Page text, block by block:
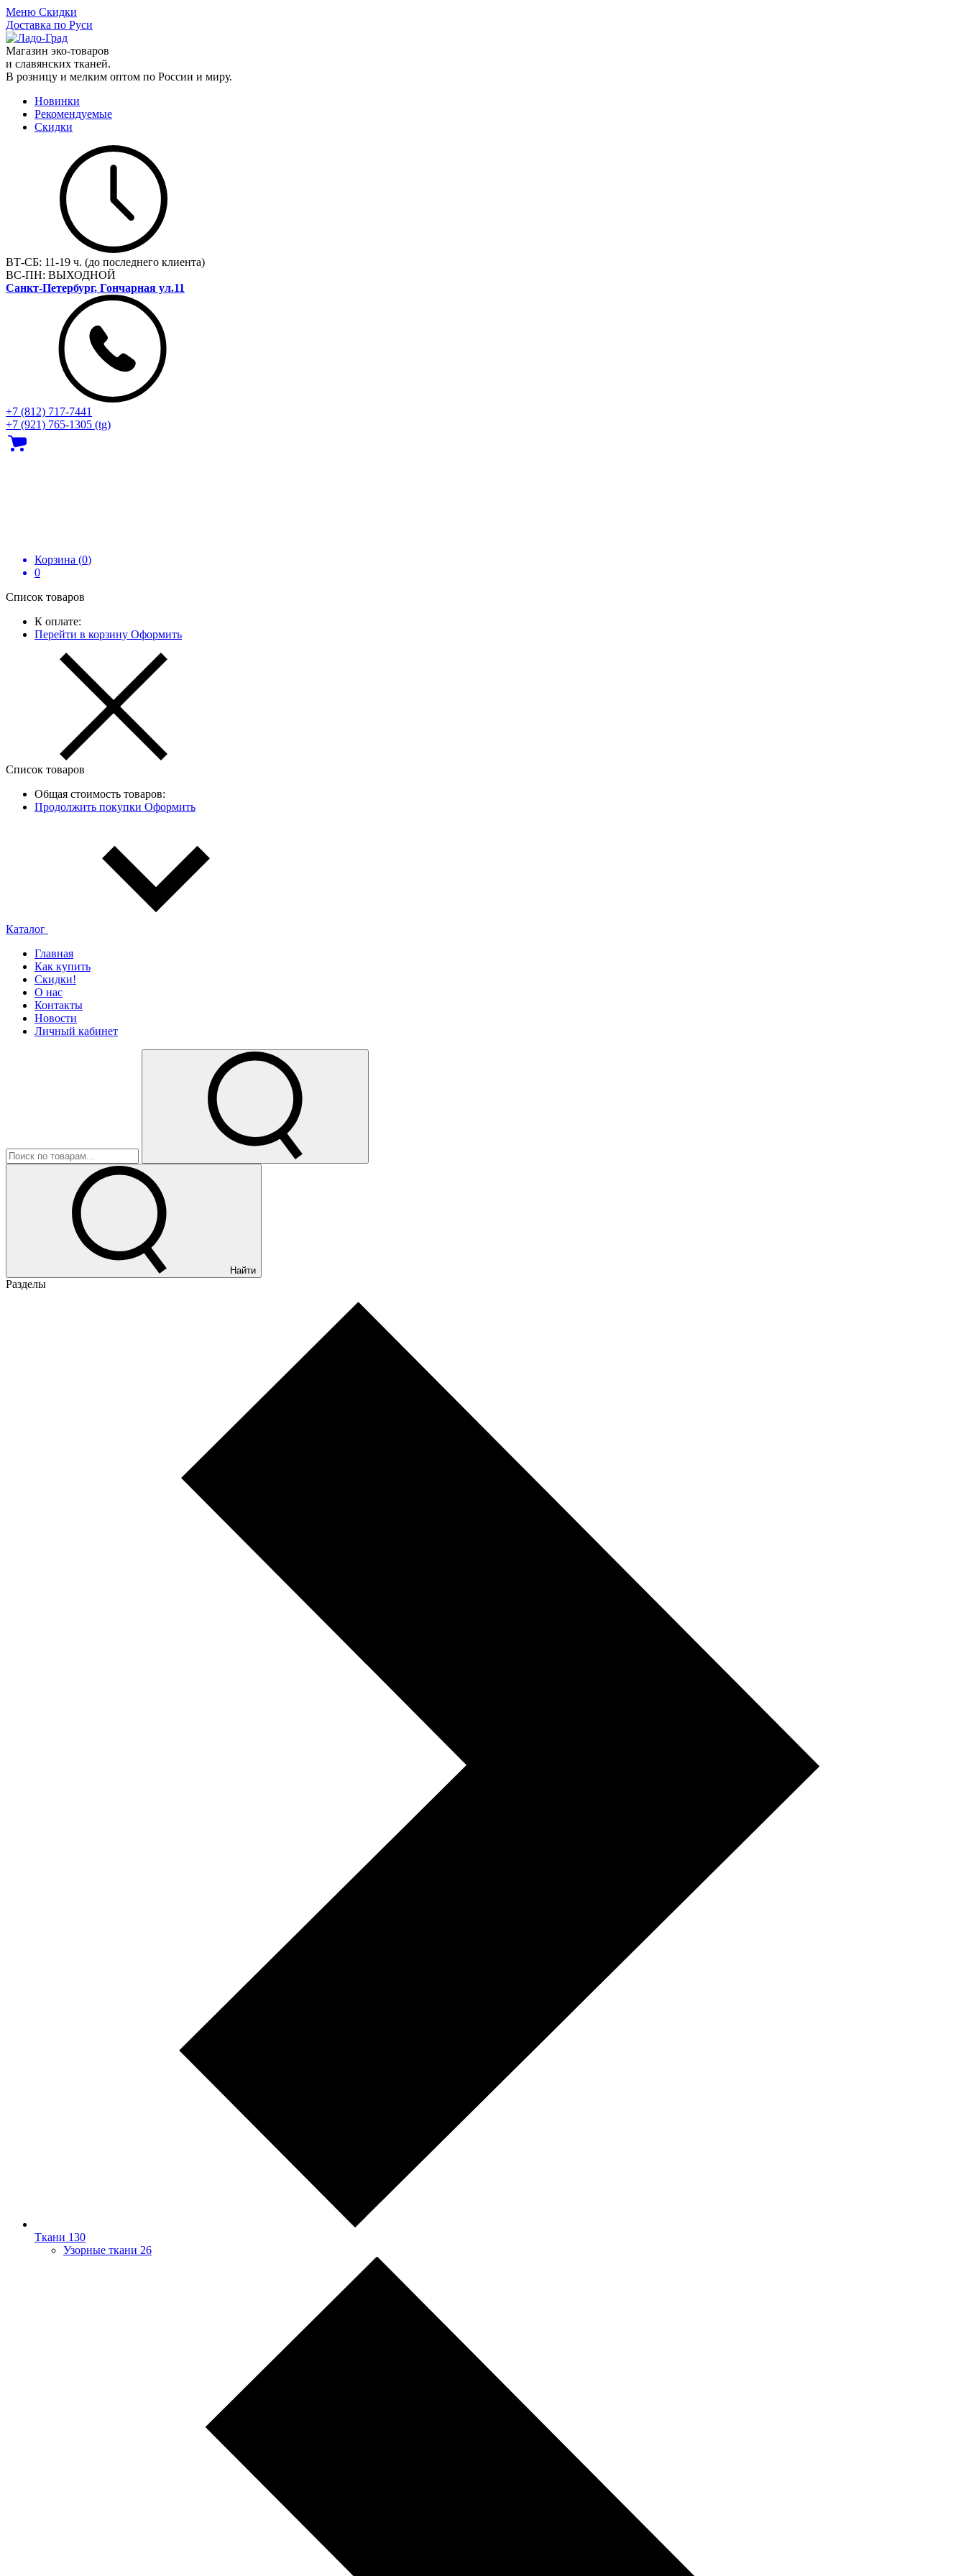
Меню Скидки
Доставка по Руси
Магазин эко-товаров
и славянских тканей.
В розницу и мелким оптом по России и миру.
Новинки
Рекомендуемые
Скидки
ВТ-СБ: 11-19 ч. (до последнего клиента)
ВС-ПН: ВЫХОДНОЙ
Санкт-Петербург, Гончарная ул.11
+7 (812) 717‑7441
+7 (921) 765-1305 (tg)
Корзина (0)
0
Список товаров
К оплате:
Перейти в корзину Оформить
Список товаров
Общая стоимость товаров:
Продолжить покупки Оформить
Каталог
Главная
Как купить
Скидки!
О нас
Контакты
Новости
Личный кабинет
Найти
Разделы
Ткани 130
Узорные ткани 26